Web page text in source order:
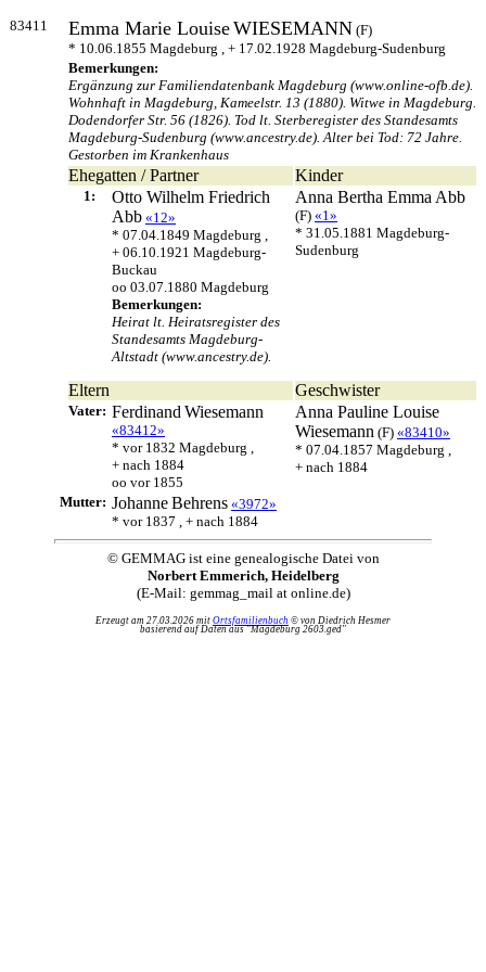
83411 Emma Marie LouiseWIESEMANN (F)
* 10.06.1855 Magdeburg , + 17.02.1928 Magdeburg-Sudenburg
Bemerkungen:
Ergänzung zur Familiendatenbank Magdeburg (www.online-ofb.de).
Wohnhaft in Magdeburg, Kameelstr. 13 (1880). Witwe in Magdeburg.
Dodendorfer Str. 56 (1826). Tod lt. Sterberegister des Standesamts
Magdeburg-Sudenburg (www.ancestry.de). Alter bei Tod: 72 Jahre.
Gestorben im Krankenhaus
Ehegatten / Partner Kinder
1:
Otto Wilhelm Friedrich
Abb «12»
* 07.04.1849 Magdeburg ,
+ 06.10.1921 Magdeburg-
Buckau
oo 03.07.1880 Magdeburg
Bemerkungen:
Heirat lt. Heiratsregister des
Standesamts Magdeburg-
Altstadt (www.ancestry.de).
Anna Bertha Emma Abb
(F) «1»
* 31.05.1881 Magdeburg-
Sudenburg
Eltern Geschwister
Vater: Ferdinand Wiesemann
«83412»
* vor 1832 Magdeburg ,
+ nach 1884
oo vor 1855
Anna Pauline Louise
Wiesemann (F) «83410»
* 07.04.1857 Magdeburg ,
+ nach 1884
Mutter: JohanneBehrens «3972»
* vor 1837 , + nach 1884
© GEMMAG ist eine genealogische Datei von
Norbert Emmerich, Heidelberg
(E-Mail: gemmag_mail at online.de)
Erzeugt am 27.03.2026 mit Ortsfamilienbuch © von Diedrich Hesmer
basierend auf Daten aus "Magdeburg 2603.ged"